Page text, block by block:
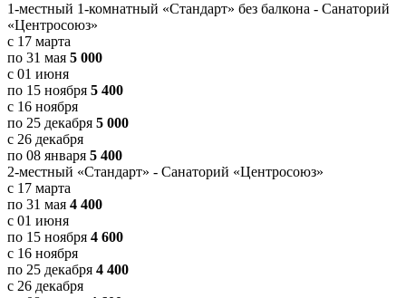
1-местный 1-комнатный «Стандарт» без балкона - Санаторий
«Центросоюз»
с 17 марта
по 31 мая 5 000
с 01 июня
по 15 ноября 5 400
с 16 ноября
по 25 декабря 5 000
с 26 декабря
по 08 января 5 400
2-местный «Стандарт» - Санаторий «Центросоюз»
с 17 марта
по 31 мая 4 400
с 01 июня
по 15 ноября 4 600
с 16 ноября
по 25 декабря 4 400
с 26 декабря